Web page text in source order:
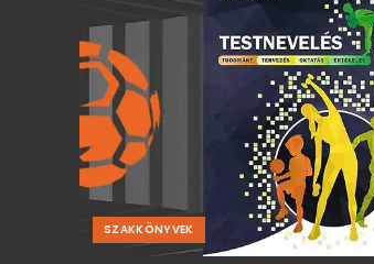
SZAKKÖNYVEK